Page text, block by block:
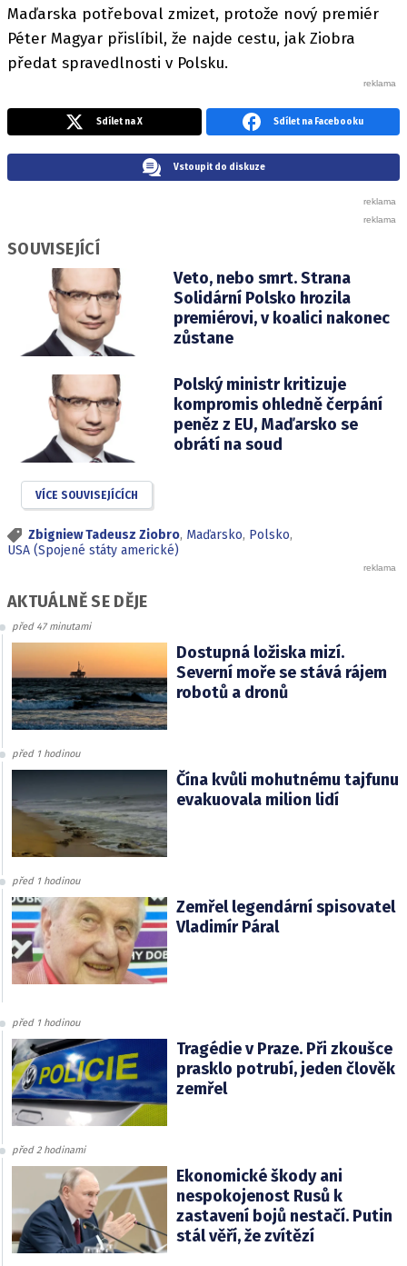
Maďarska potřeboval zmizet, protože nový premiér
Péter Magyar přislíbil, že najde cestu, jak Ziobra
předat spravedlnosti v Polsku.
Sdílet na X Sdílet na Facebooku
Vstoupit do diskuze
SOUVISEJÍCÍ
Veto, nebo smrt. Strana
Solidární Polsko hrozila
premiérovi, v koalici nakonec
zůstane
Polský ministr kritizuje
kompromis ohledně čerpání
peněz z EU, Maďarsko se
obrátí na soud
VÍCE SOUVISEJÍCÍCH
Zbigniew Tadeusz Ziobro, Maďarsko, Polsko,
USA (Spojené státy americké)
AKTUÁLNĚ SE DĚJE
před 47 minutami
Dostupná ložiska mizí.
Severní moře se stává rájem
robotů a dronů
před 1 hodinou
Čína kvůli mohutnému tajfunu
evakuovala milion lidí
před 1 hodinou
Zemřel legendární spisovatel
Vladimír Páral
před 1 hodinou
Tragédie v Praze. Při zkoušce
prasklo potrubí, jeden člověk
zemřel
před 2 hodinami
Ekonomické škody ani
nespokojenost Rusů k
zastavení bojů nestačí. Putin
stál věří, že zvítězí